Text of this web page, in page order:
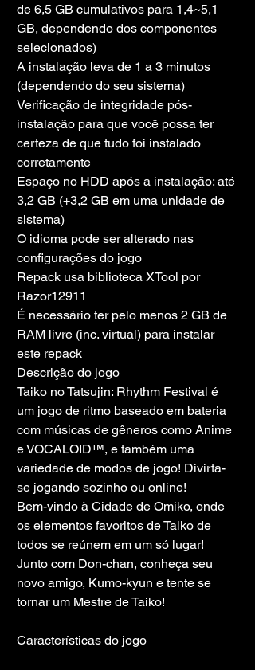
de 6,5 GB cumulativos para 1,4~5,1
GB, dependendo dos componentes
selecionados)
A instalação leva de 1 a 3 minutos
(dependendo do seu sistema)
Verificação de integridade pós-
instalação para que você possa ter
certeza de que tudo foi instalado
corretamente
Espaço no HDD após a instalação: até
3,2 GB (+3,2 GB em uma unidade de
sistema)
O idioma pode ser alterado nas
configurações do jogo
Repack usa biblioteca XTool por
Razor12911
É necessário ter pelo menos 2 GB de
RAM livre (inc. virtual) para instalar
este repack
Descrição do jogo
Taiko no Tatsujin: Rhythm Festival é
um jogo de ritmo baseado em bateria
com músicas de gêneros como Anime
e VOCALOID™, e também uma
variedade de modos de jogo! Divirta-
se jogando sozinho ou online!
Bem-vindo à Cidade de Omiko, onde
os elementos favoritos de Taiko de
todos se reúnem em um só lugar!
Junto com Don-chan, conheça seu
novo amigo, Kumo-kyun e tente se
tornar um Mestre de Taiko!
Características do jogo